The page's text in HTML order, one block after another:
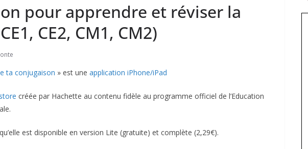
pour apprendre et réviser la
CE2, CM1, CM2)
ta conjugaison » est une application iPhone/iPad
créée par Hachette au contenu fidèle au programme officiel de l’Education
est disponible en version Lite (gratuite) et complète (2,29€).